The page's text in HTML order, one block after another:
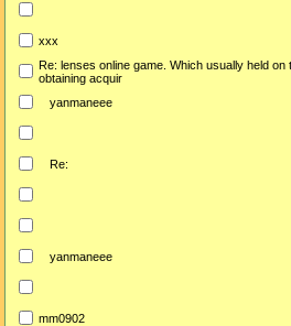
xxx
Re: lenses online game. Which usually held on
obtaining acquir
yanmaneee
Re:
yanmaneee
mm0902